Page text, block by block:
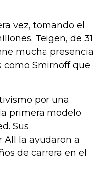
vez, tomando el
Teigen, de 31
mucha presencia
como Smirnoff que
por una
primera modelo
Sus
All la ayudaron a
de carrera en el